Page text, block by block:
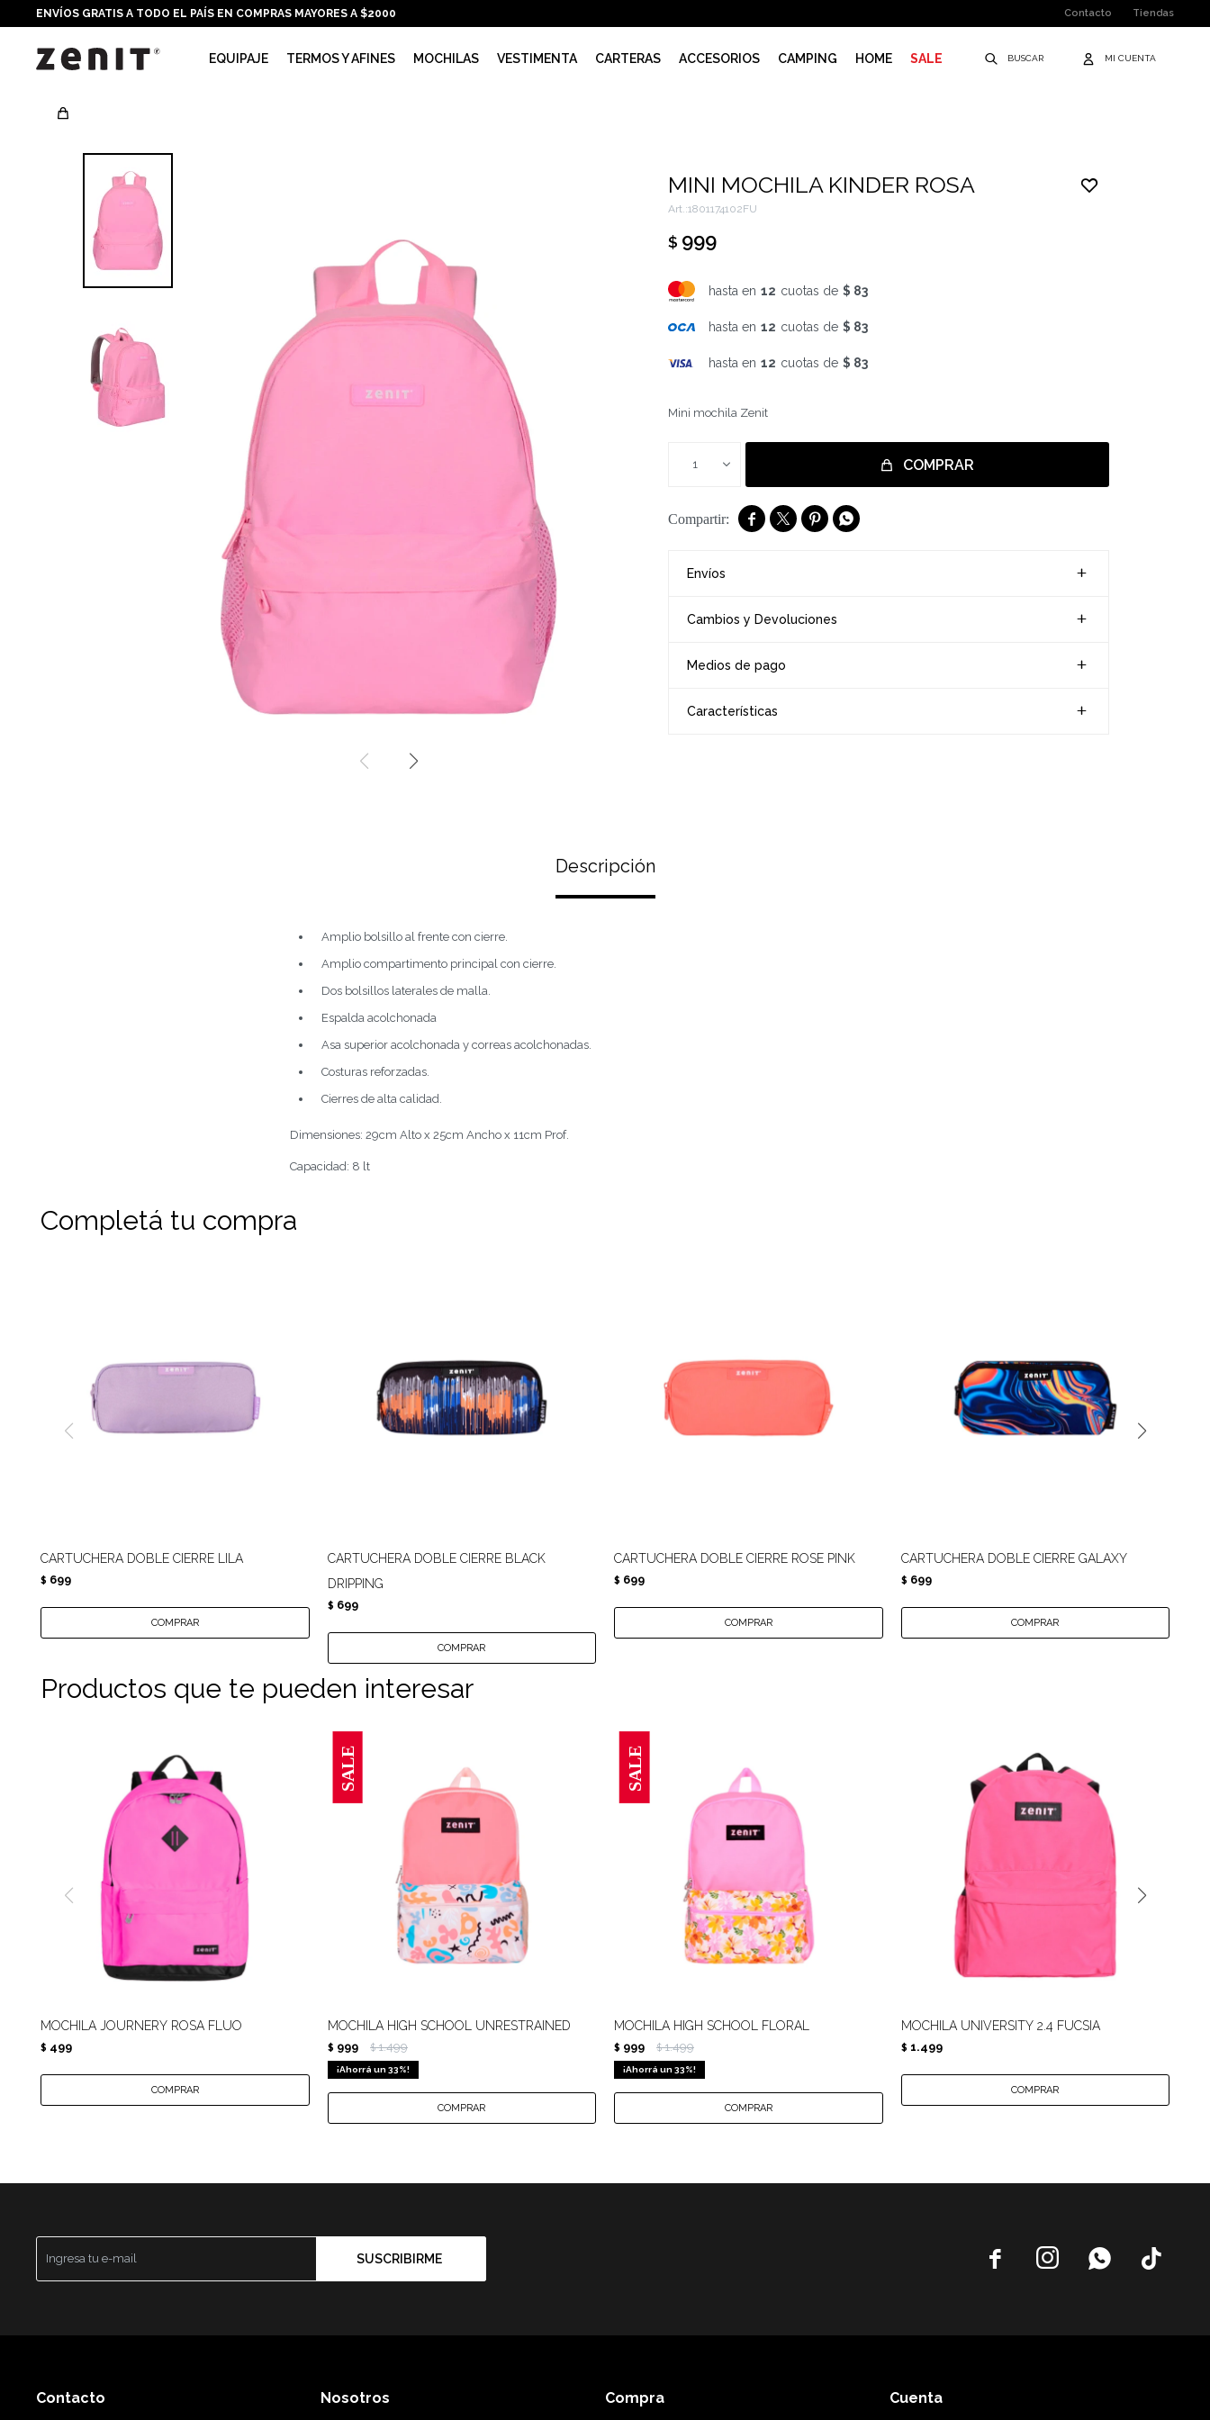
EQUIPAJE TERMOS Y AFINES MOCHILAS VESTIMENTA CARTERAS ACCESORIOS CAMPING HOME SALE
ENVÍOS GRATIS A TODO EL PAÍS EN COMPRAS MAYORES A $2000 Contacto Tiendas
MINI MOCHILA KINDER ROSA
1801174102FU
$ 999
hasta en 12 cuotas de $ 83
hasta en 12 cuotas de $ 83
hasta en 12 cuotas de $ 83
Mini mochila Zenit
1 COMPRAR
   
Envíos
Cambios y Devoluciones
Medios de pago
Características
Descripción
Amplio bolsillo al frente con cierre.
Amplio compartimento principal con cierre.
Dos bolsillos laterales de malla.
Espalda acolchonada
Asa superior acolchonada y correas acolchonadas.
Costuras reforzadas.
Cierres de alta calidad.
Dimensiones: 29cm Alto x 25cm Ancho x 11cm Prof.
Capacidad: 8 lt
Completá tu compra
CARTUCHERA DOBLE CIERRE LILA
$ 699
CARTUCHERA DOBLE CIERRE BLACK
DRIPPING
$ 699
CARTUCHERA DOBLE CIERRE ROSE PINK
$ 699
CARTUCHERA DOBLE CIERRE GALAXY
$ 699
Productos que te pueden interesar
MOCHILA JOURNERY ROSA FLUO
$ 499
MOCHILA HIGH SCHOOL UNRESTRAINED
$ 999 $ 1.499
33
MOCHILA HIGH SCHOOL FLORAL
$ 999 $ 1.499
33
MOCHILA UNIVERSITY 2.4 FUCSIA
$ 1.499
SUSCRIBIRME    
Contacto Nosotros Compra Cuenta